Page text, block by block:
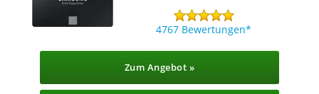
4767 Bewertungen
Zum Angebot »